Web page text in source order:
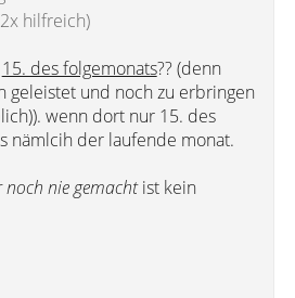
hilfreich)
15. des folgemonats?? (denn
geleistet und noch zu erbringen
wenn dort nur 15. des
nämlcih der laufende monat.
noch nie gemachtist kein